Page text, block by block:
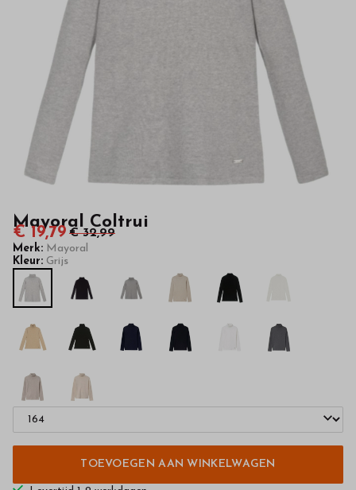
onze
webshop
Mayoral Coltrui
€ 19,79 € 32,99
Merk: Mayoral
Kleur: Grijs
TOEVOEGEN AAN WINKELWAGEN